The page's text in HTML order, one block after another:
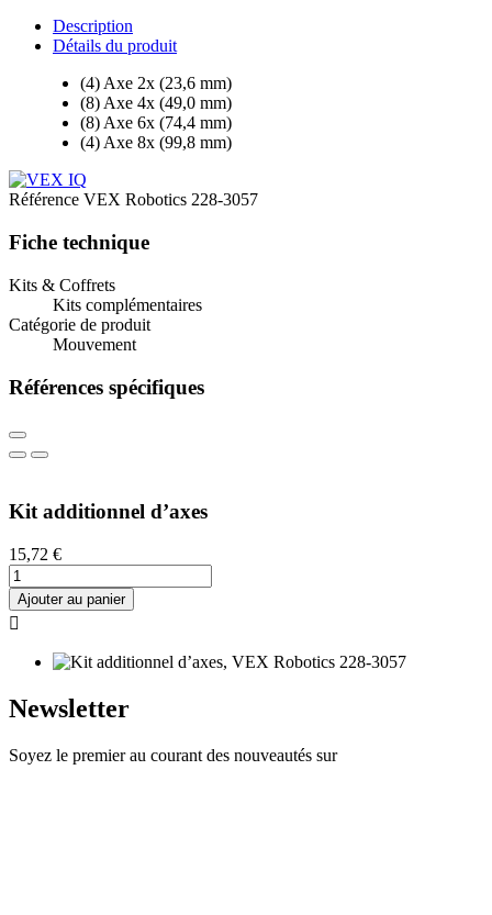
Description
Détails du produit
(4) Axe 2x (23,6 mm)
(8) Axe 4x (49,0 mm)
(8) Axe 6x (74,4 mm)
(4) Axe 8x (99,8 mm)
Référence VEX Robotics 228-3057
Fiche technique
Kits & Coffrets
Kits complémentaires
Catégorie de produit
Mouvement
Références spécifiques
Kit additionnel d’axes
15,72 €
Ajouter au panier

Newsletter
Soyez le premier au courant des nouveautés sur